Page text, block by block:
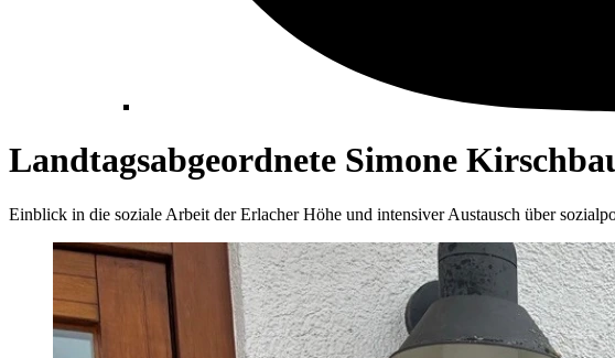
Landtagsabgeordnete Simone
Einblick in die soziale Arbeit der Erlacher Höhe und intensiver Austausch über